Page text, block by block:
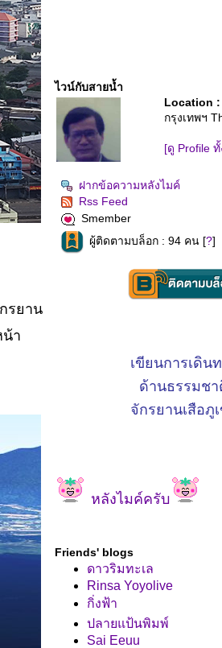
รยาน
า
ไวน์กับสายน้ำ
Location :
กรุงเทพฯ
[ดู Profile
ฝากข้อความหลังไมค์
Rss Feed
Smember
ผู้ติดตามบล็อก : 94 คน [?]
เขียนการเดิน
ด้านธรรมชา
จักรยานเสือภู
หลังไมค์ครับ
Friends' blogs
ดาวริมทะเล
Rinsa Yoyolive
กิ่งฟ้า
ปลายแป้นพิมพ์
Sai Eeuu